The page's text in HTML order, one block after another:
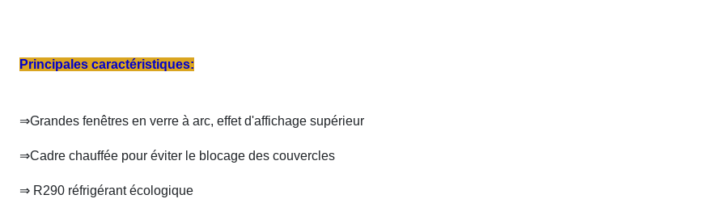
Principales caractéristiques:
⇒Grandes fenêtres en verre à arc, effet d'affichage supérieur
⇒Cadre chauffée pour éviter le blocage des couvercles
⇒ R290 réfrigérant écologique